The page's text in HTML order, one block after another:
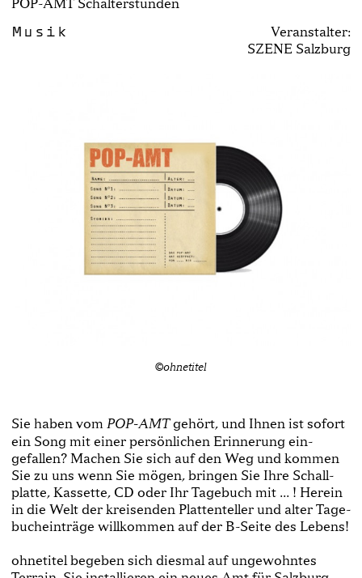
Musik
Veranstalter:
SZENE Salzburg
©ohnetitel
Sie haben vom POP­-AMTgehört, und Ihnen ist sofort
ein Song mit einer persönlichen Erinnerung ein­
gefallen? Machen Sie sich auf den Weg und kommen
Sie zu uns wenn Sie mögen, bringen Sie Ihre Schall­
platte, Kassette, CD oder Ihr Tagebuch mit ... ! Herein
in die Welt der kreisenden Plattenteller und alter Tage­
bucheinträge willkommen auf der B-­Seite des Lebens!
ohnetitel begeben sich diesmal auf ungewohntes